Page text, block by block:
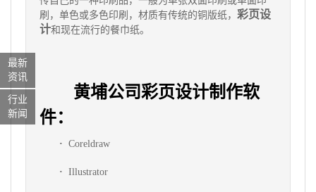
刷，单色或多色印刷，材质有传统的铜版纸， 彩页设
计和现在流行的餐巾纸。
黄埔公司彩页设计制作软
件：
· Coreldraw
· Illustrator
最新
资讯
行业
新闻